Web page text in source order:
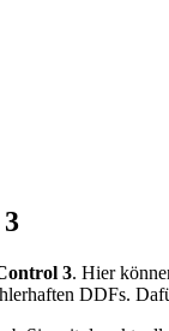
3. Hier
DDFs.